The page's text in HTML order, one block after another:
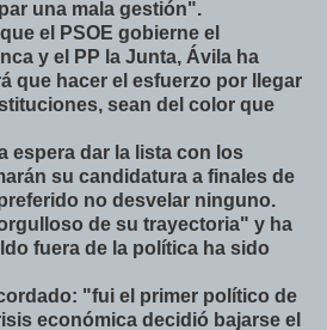
una mala gestión".
el PSOE gobierne el
y el PP la Junta, Ávila ha
que hacer el esfuerzo por llegar
sean del color que
espera dar la lista con los
su candidatura a finales de
no desvelar ninguno.
de su trayectoria" y ha
fuera de la política ha sido
"fui el primer político de
económica decidió bajarse el